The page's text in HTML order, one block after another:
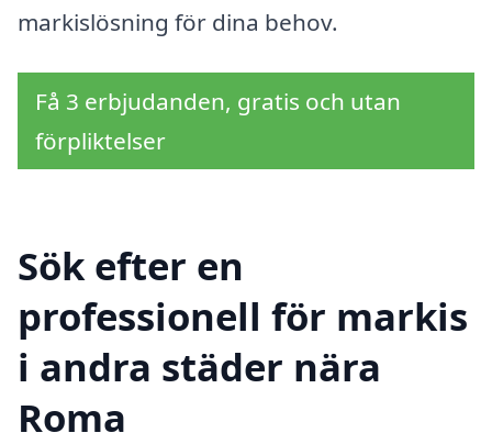
markislösning för dina behov.
Få 3 erbjudanden, gratis och utan
förpliktelser
Sök efter en
professionell för markis
i andra städer nära
Roma